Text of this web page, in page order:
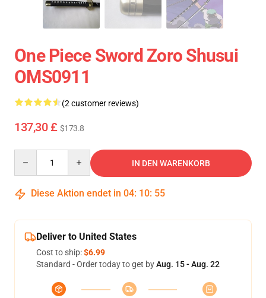
One Piece Sword Zoro Shusui
OMS0911
(2 customer reviews)
137,30 £ $173.8
IN DEN WARENKORB
Diese Aktion endet in 04: 10: 54
Deliver to United States
Cost to ship:$6.99
Standard - Order today to get byAug. 15 - Aug. 22